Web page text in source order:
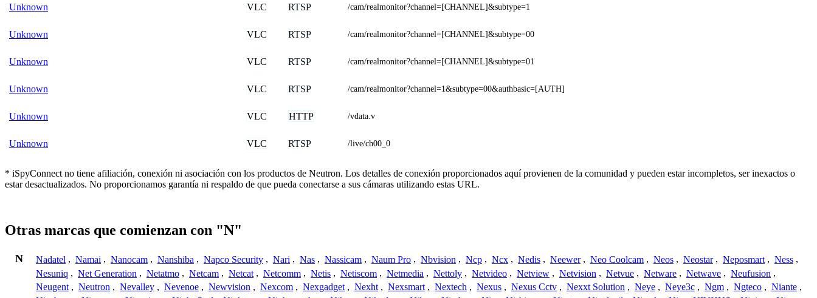
Unknown VLC RTSP /cam/realmonitor?channel=[CHANNEL]&subtype=1
Unknown VLC RTSP /cam/realmonitor?channel=[CHANNEL]&subtype=00
Unknown VLC RTSP /cam/realmonitor?channel=[CHANNEL]&subtype=01
Unknown VLC RTSP /cam/realmonitor?channel=1&subtype=00&authbasic=[AUTH]
Unknown VLC HTTP /vdata.v
Unknown VLC RTSP /live/ch00_0
* iSpyConnect no tiene afiliación, conexión ni asociación con los productos de Neutron. Los detalles de conexión proporcionados aquí provienen de la comunidad y pueden estar incompletos, ser inexactos o
estar desactualizados. No proporcionamos garantía ni respaldo de que pueda conectarse a sus cámaras utilizando estas URL.
Otras marcas que comienzan con "N"
N Nadatel , Namai , Nanocam , Nanshiba , Napco Security , Nari , Nas , Nassicam , Naum Pro , Nbvision , Ncp , Ncx , Nedis , Neewer , Neo Coolcam , Neos , Neostar , Neposmart , Ness ,
Nesuniq , Net Generation , Netatmo , Netcam , Netcat , Netcomm , Netis , Netiscom , Netmedia , Nettoly , Netvideo , Netview , Netvision , Netvue , Netware , Netwave , Neufusion ,
Neugent , Neutron , Nevalley , Nevenoe , Newvision , Nexcom , Nexgadget , Nexht , Nexsmart , Nextech , Nexus , Nexus Cctv , Nexxt Solution , Neye , Neye3c , Ngm , Ngteco , Niante ,